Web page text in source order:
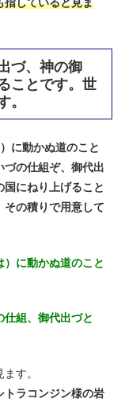
づ、神の御
ことです。世
。
に動かぬ道のこと
づの仕組ぞ、御代出
にねり上げること
その積りで用意して
に動かぬ道のこと
組、御代出づと
す。
トラコンジン様の岩